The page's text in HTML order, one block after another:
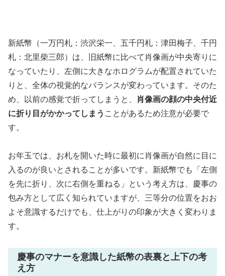
新紙幣（一万円札：渋沢栄一、五千円札：津田梅子、千円
札：北里柴三郎）は、旧紙幣に比べて肖像画が中央寄りに
なっていたり、左側に大きなホログラムが配置されていた
りと、全体の視覚的なバランスが変わっています。そのた
め、以前の感覚で折ってしまうと、 肖像画の顔の中央付近
に折り目がかかってしまう ことがあるため注意が必要で
す。
お年玉では、お札を開いた時に最初に肖像画が自然に目に
入るのが良いとされることが多いです。新紙幣でも「左側
を先に折り、次に右側を重ねる」という考え方は、慶事の
包み方として広く知られていますが、 三等分の位置をおお
よそ意識するだけでも、仕上がりの印象が大きく変わりま
す。
慶事のマナーを意識した紙幣の表裏と上下の考
え方